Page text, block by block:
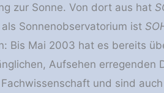
zur Sonne. Von dort aus hat
Sonnenobservatorium ist
Bis Mai 2003 hat es bereits
Aufsehen erregenden
und sind